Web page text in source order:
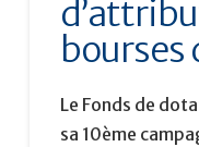
bourses
Le Fonds de
sa 10ème